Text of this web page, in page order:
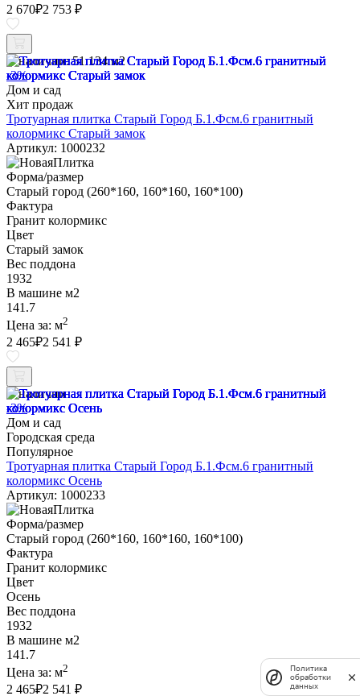
2 670₽2 753 ₽
В наличии: 51.134 м2
-3%
Дом и сад
Хит продаж
Тротуарная плитка Старый Город Б.1.Фсм.6 гранитный
колормикс Старый замок
Артикул: 1000232
Форма/размер
Старый город (260*160, 160*160, 160*100)
Фактура
Гранит колормикс
Цвет
Старый замок
Вес поддона
1932
В машине м2
141.7
Цена за: м2
2 465₽2 541 ₽
В наличии
-3%
Дом и сад
Городская среда
Популярное
Тротуарная плитка Старый Город Б.1.Фсм.6 гранитный
колормикс Осень
Артикул: 1000233
Форма/размер
Старый город (260*160, 160*160, 160*100)
Фактура
Гранит колормикс
Цвет
Осень
Вес поддона
1932
В машине м2
141.7
Цена за: м2
2 465₽2 541 ₽
Политика
обработки
данных